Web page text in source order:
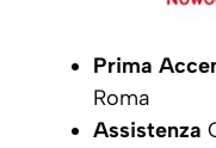
Prima
Roma
Assistenza